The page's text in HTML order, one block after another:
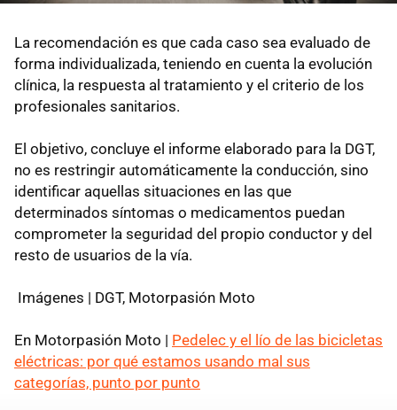
La recomendación es que cada caso sea evaluado de
forma individualizada, teniendo en cuenta la evolución
clínica, la respuesta al tratamiento y el criterio de los
profesionales sanitarios.
El objetivo, concluye el informe elaborado para la DGT,
no es restringir automáticamente la conducción, sino
identificar aquellas situaciones en las que
determinados síntomas o medicamentos puedan
comprometer la seguridad del propio conductor y del
resto de usuarios de la vía.
Imágenes | DGT, Motorpasión Moto
En Motorpasión Moto | Pedelec y el lío de las bicicletas
eléctricas: por qué estamos usando mal sus
categorías, punto por punto